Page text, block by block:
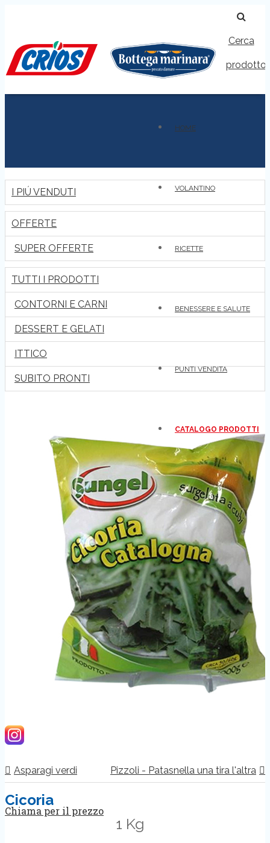
Cerca
prodotto
HOME
VOLANTINO
RICETTE
BENESSERE E SALUTE
PUNTI VENDITA
CATALOGO PRODOTTI
I PIÚ VENDUTI
OFFERTE
SUPER OFFERTE
TUTTI I PRODOTTI
CONTORNI E CARNI
DESSERT E GELATI
ITTICO
SUBITO PRONTI
Asparagi verdi Pizzoli - Patasnella una tira l'altra
Cicoria
Chiama per il prezzo
1 Kg